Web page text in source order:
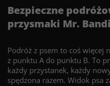
Bezpieczne
przysmaki Mr.
Podróż z psem to coś więcej
z punktu A do punktu B. To
każdy przystanek, każdy
spędzona razem. Widok psa